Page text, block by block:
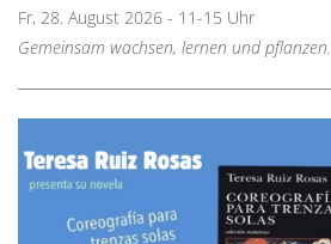
Fr, 28. August 2026 - 11-15 Uhr
Gemeinsam wachsen, lernen und pflanzen.